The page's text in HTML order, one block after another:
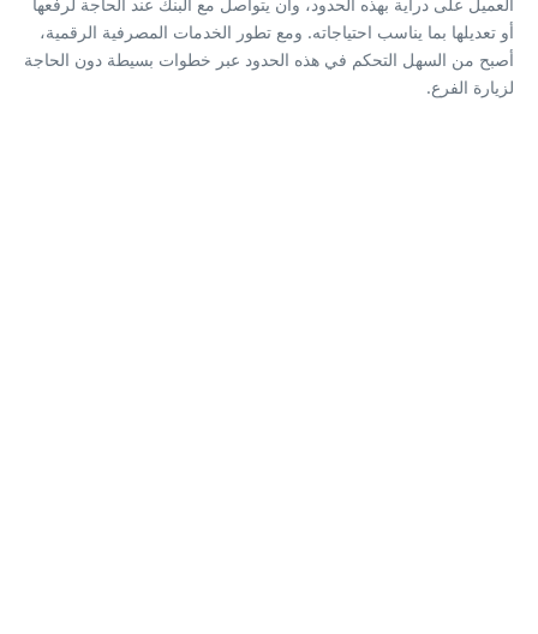
العميل على دراية بهذه الحدود، وأن يتواصل مع البنك عند الحاجة لرفعها
أو تعديلها بما يناسب احتياجاته. ومع تطور الخدمات المصرفية الرقمية،
أصبح من السهل التحكم في هذه الحدود عبر خطوات بسيطة دون الحاجة
لزيارة الفرع.